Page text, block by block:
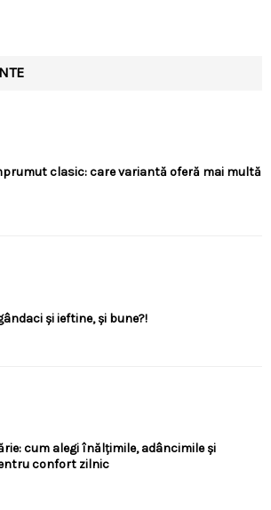
clasic: care variantă oferă mai multă
și ieftine, și bune?!
cum alegi înălțimile, adâncimile și
confort zilnic